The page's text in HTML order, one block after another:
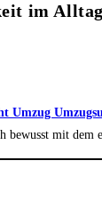
im Alltag
Umzug
mit